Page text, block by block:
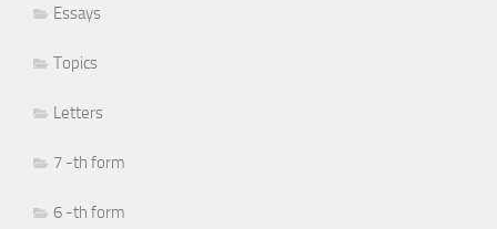
Essays
Topics
Letters
7 -th form
6 -th form